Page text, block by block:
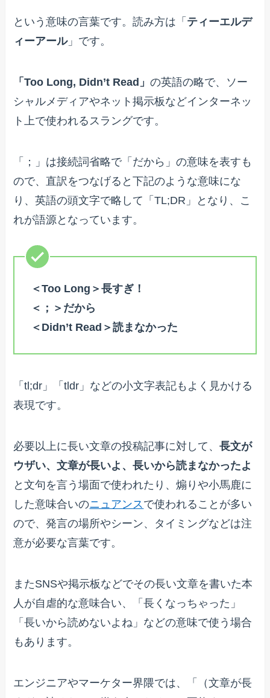
という意味の言葉です。読み方は「 ティーエルデ
ィーアール」です。
「Too Long, Didn’t Read」の英語の略で、ソー
シャルメディアやネット掲示板などインターネッ
ト上で使われるスラングです。
「；」は接続詞省略で「だから」の意味を表すも
ので、直訳をつなげると下記のような意味にな
り、英語の頭文字で略して「TL;DR」となり、こ
れが語源となっています。
＜Too Long＞長すぎ！
＜；＞だから
＜Didn’t Read＞読まなかった
「tl;dr」「tldr」などの小文字表記もよく見かける
表現です。
必要以上に長い文章の投稿記事に対して、長文が
ウザい、文章が長いよ、長いから読まなかったよ
と文句を言う場面で使われたり、煽りや小馬鹿に
した意味合いのニュアンス で使われることが多い
ので、発言の場所やシーン、タイミングなどは注
意が必要な言葉です。
またSNSや掲示板などでその長い文章を書いた本
人が自虐的な意味合い、「長くなっちゃった」
「長いから読めないよね」などの意味で使う場合
もあります。
エンジニアやマーケター界隈では、「（文章が長